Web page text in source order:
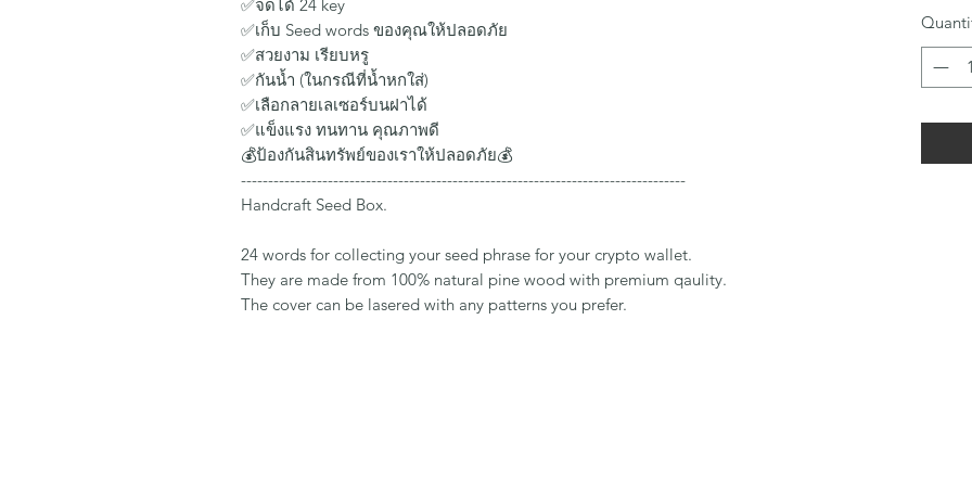
✅จดได้ 24 key
✅เก็บ Seed words ของคุณให้ปลอดภัย
✅สวยงาม เรียบหรู
✅กันน้ำ (ในกรณีที่น้ำหกใส่)
✅เลือกลายเลเซอร์บนฝาได้
✅แข็งแรง ทนทาน คุณภาพดี
💰ป้องกันสินทรัพย์ของเราให้ปลอดภัย💰
----------------------------------------------------------------------------------
Handcraft Seed Box.
24 words for collecting your seed phrase for your crypto wallet.
They are made from 100% natural pine wood with premium qaulity.
The cover can be lasered with any patterns you prefer.